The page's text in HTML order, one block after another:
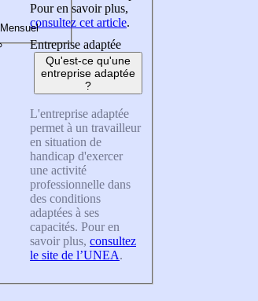
Pour en savoir plus,
consultez cet article.
Entreprise adaptée
Qu'est-ce qu'une
entreprise adaptée
?
L'entreprise adaptée
permet à un travailleur
en situation de
handicap d'exercer
une activité
professionnelle dans
des conditions
adaptées à ses
capacités. Pour en
savoir plus, consultez
le site de l’UNEA.